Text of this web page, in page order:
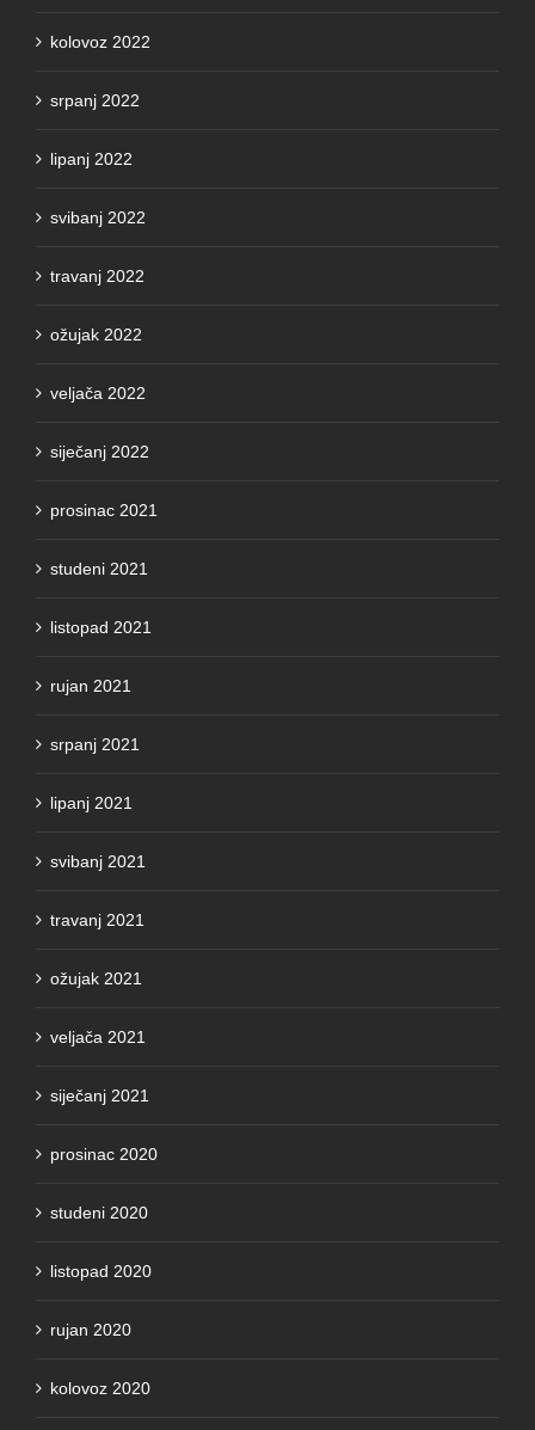
kolovoz 2022
srpanj 2022
lipanj 2022
svibanj 2022
travanj 2022
ožujak 2022
veljača 2022
siječanj 2022
prosinac 2021
studeni 2021
listopad 2021
rujan 2021
srpanj 2021
lipanj 2021
svibanj 2021
travanj 2021
ožujak 2021
veljača 2021
siječanj 2021
prosinac 2020
studeni 2020
listopad 2020
rujan 2020
kolovoz 2020